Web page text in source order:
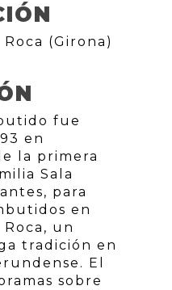
(Girona)
fue
en
la primera
Sala
para
en
un
tradición en
El
sobre